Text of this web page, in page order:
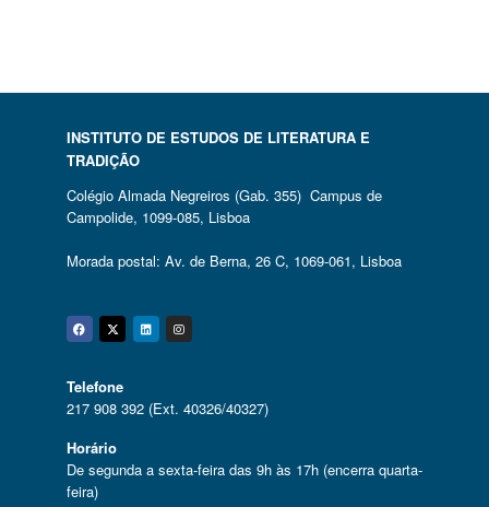
INSTITUTO DE ESTUDOS DE LITERATURA E
TRADIÇÃO
Colégio Almada Negreiros (Gab. 355) Campus de
Campolide, 1099-085, Lisboa
Morada postal: Av. de Berna, 26 C, 1069-061, Lisboa
Facebook
Twitter
Linkedin
Instagram
Telefone
217 908 392 (Ext. 40326/40327)
Horário
De segunda a sexta-feira das 9h às 17h (encerra quarta-
feira)